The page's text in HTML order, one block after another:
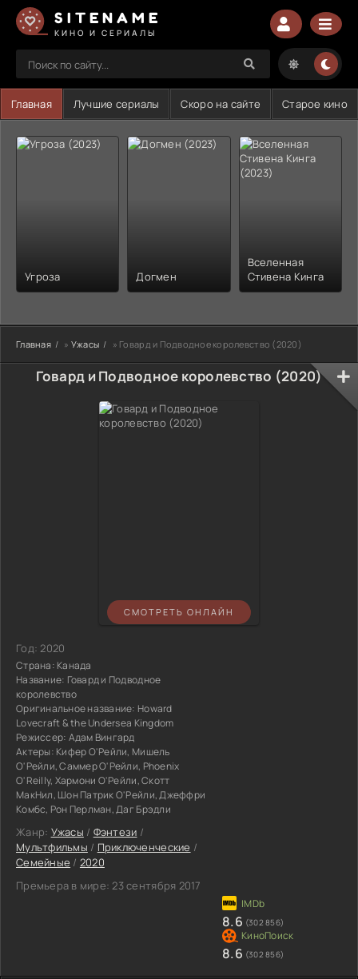
SITENAME
КИНО И СЕРИАЛЫ
Главная Лучшие сериалы Скоро на сайте Старое кино
Угроза Догмен
Вселенная
Стивена Кинга
Главная » Ужасы » Говард и Подводное королевство (2020)
Говард и Подводное королевство (2020)
СМОТРЕТЬ ОНЛАЙН
Год:2020
Страна: Канада
Название: Говард и Подводное
королевство
Оригинальное название: Howard
Lovecraft & the Undersea Kingdom
Режиссер: Адам Вингард
Актеры: Кифер О'Рейли, Мишель
О'Рейли, Саммер О'Рейли, Phoenix
O'Reilly, Хармони О'Рейли, Скотт
МакНил, Шон Патрик О'Рейли, Джеффри
Комбс, Рон Перлман, Даг Брэдли
Жанр: Ужасы / Фэнтези /
Мультфильмы / Приключенческие /
Семейные / 2020
Премьера в мире: 23 сентября 2017
8.6 (302 856)
8.6 (302 856)